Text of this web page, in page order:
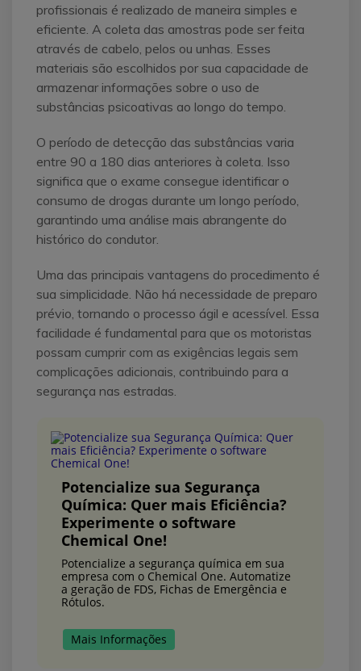
profissionais é realizado de maneira simples e
eficiente. A coleta das amostras pode ser feita
através de cabelo, pelos ou unhas. Esses
materiais são escolhidos por sua capacidade de
armazenar informações sobre o uso de
substâncias psicoativas ao longo do tempo.
O período de detecção das substâncias varia
entre 90 a 180 dias anteriores à coleta. Isso
significa que o exame consegue identificar o
consumo de drogas durante um longo período,
garantindo uma análise mais abrangente do
histórico do condutor.
Uma das principais vantagens do procedimento é
sua simplicidade. Não há necessidade de preparo
prévio, tornando o processo ágil e acessível. Essa
facilidade é fundamental para que os motoristas
possam cumprir com as exigências legais sem
complicações adicionais, contribuindo para a
segurança nas estradas.
Potencialize sua Segurança
Química: Quer mais Eficiência?
Experimente o software
Chemical One!
Potencialize a segurança química em sua
empresa com o Chemical One. Automatize
a geração de FDS, Fichas de Emergência e
Rótulos.
Mais Informações